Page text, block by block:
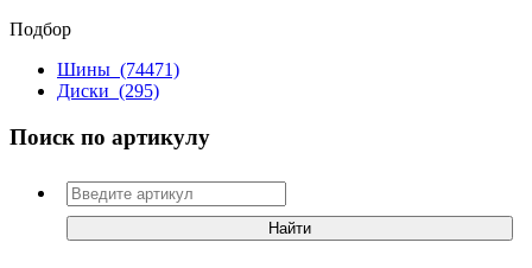
Подбор
Шины (74471)
Диски (295)
Поиск по артикулу